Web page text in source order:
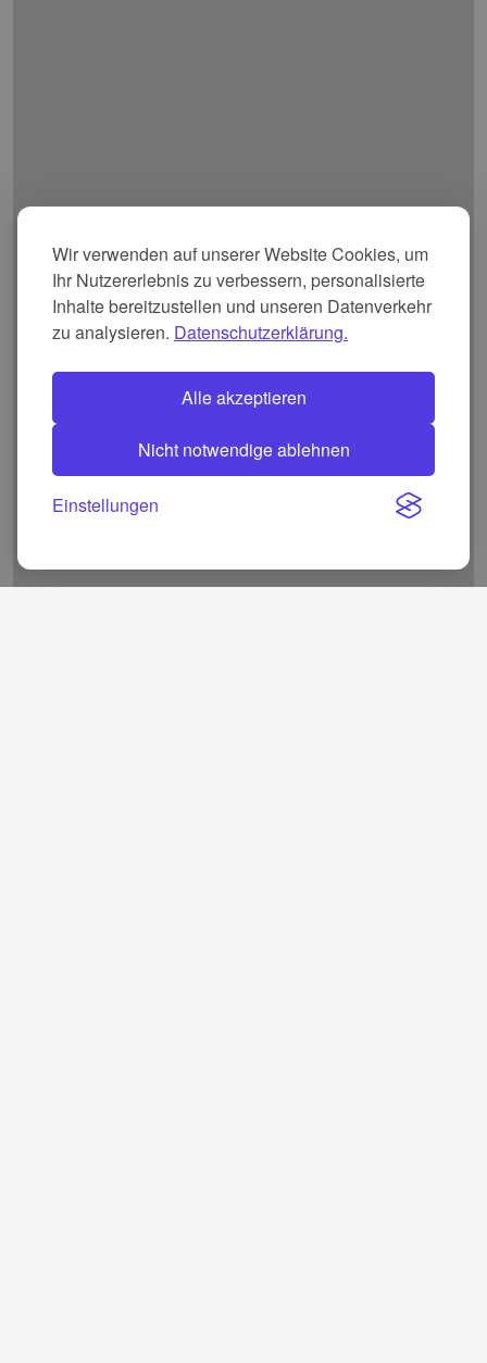
Wir verwenden auf unserer Website Cookies, um
Ihr Nutzererlebnis zu verbessern, personalisierte
Inhalte bereitzustellen und unseren Datenverkehr
zu analysieren. Datenschutzerklärung.
Alle akzeptieren
Nicht notwendige ablehnen
Einstellungen